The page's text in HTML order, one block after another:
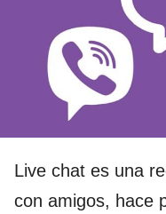
Live chat es una
con amigos, hace